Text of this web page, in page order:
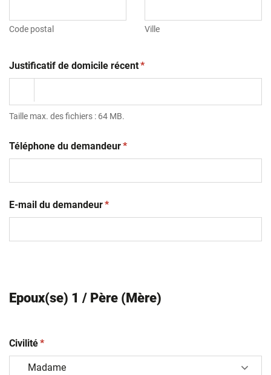
Code postal Ville
Justificatif de domicile récent(obligatoire)
*
Taille max. des fichiers : 64 MB.
Téléphone du demandeur(obligatoire)
*
E-mail du demandeur(obligatoire)
*
Epoux(se) 1 / Père (Mère)
Civilité(obligatoire)
*